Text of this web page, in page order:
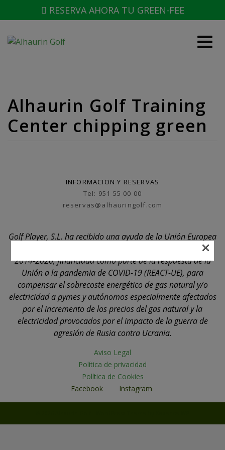
RESERVA AHORA TU GREEN-FEE
Alhaurin Golf Training
Center chipping green
INFORMACION Y RESERVAS
Tel: 951 55 00 00
reservas@alhauringolf.com
Golf Player, S.L. ha recibido una ayuda de la Unión Europea
con cargo al Programa Operativo FEDER de Andalucía
2014-2020, financiada como parte de la respuesta de la
Unión a la pandemia de COVID-19 (REACT-UE), para
compensar el sobrecoste energético de gas natural y/o
electricidad a pymes y autónomos especialmente afectados
por el incremento de los precios del gas natural y la
electricidad provocados por el impacto de la guerra de
agresión de Rusia contra Ucrania.
Aviso Legal
Política de privacidad
Política de Cookies
Facebook
Instagram
×